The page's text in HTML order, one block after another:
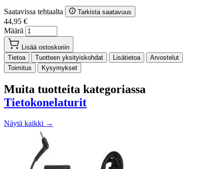
Saatavissa tehtaalta Tarkista saatavuus
44,95 €
Määrä
Lisää ostoskoriin
Tietoa
Tuotteen yksityiskohdat Lisätietoa
Arvostelut
Toimitus
Kysymykset
Muita tuotteita kategoriassa
Tietokonelaturit
Näytä kaikki →